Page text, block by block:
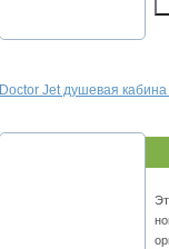
Doctor Jet душевая